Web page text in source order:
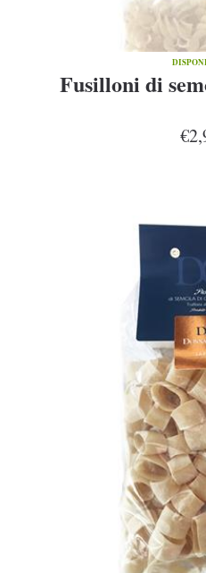
Fusilloni di